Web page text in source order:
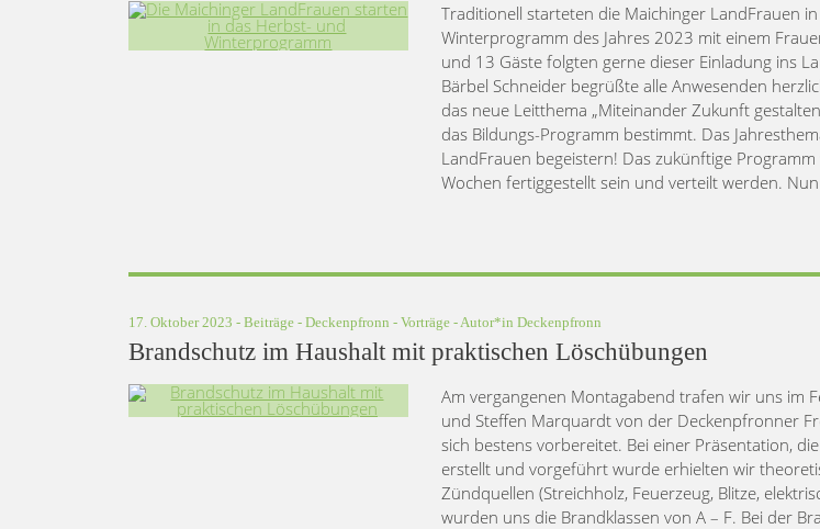
Traditionell starteten die Maichinger LandFrauen
Winterprogramm des Jahres 2023 mit einem
und 13 Gäste folgten gerne dieser Einladung ins
Bärbel Schneider begrüßte alle Anwesenden
das neue Leitthema „Miteinander Zukunft
das Bildungs-Programm bestimmt. Das
LandFrauen begeistern! Das zukünftige
Wochen fertiggestellt sein und verteilt werden.
17. Oktober 2023 - Beiträge - Deckenpfronn - Vorträge - Autor*in Deckenpfronn
Brandschutz im Haushalt mit praktischen Löschübungen
Am vergangenen Montagabend trafen wir uns im
und Steffen Marquardt von der Deckenpfronner
sich bestens vorbereitet. Bei einer Präsentation,
erstellt und vorgeführt wurde erhielten wir
Zündquellen (Streichholz, Feuerzeug, Blitze,
wurden uns die Brandklassen von A – F. Bei der